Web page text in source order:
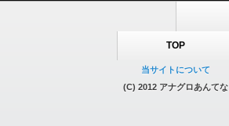
TOP
当サイトについて
(C) 2012 アナグロあんてな